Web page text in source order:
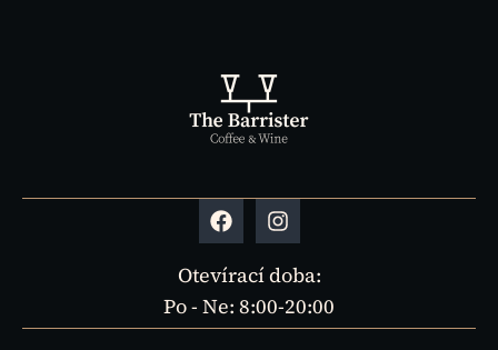
Otevírací doba:
Po - Ne: 8:00-20:00